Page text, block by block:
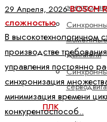
моментные
двигатели
ПЛК
29 Апреля, 2026BOSCH
сложностью
В высокотехнологичном
производстве
управления постоянно
синхронизация
минимизация времени
конкурентоспособ..